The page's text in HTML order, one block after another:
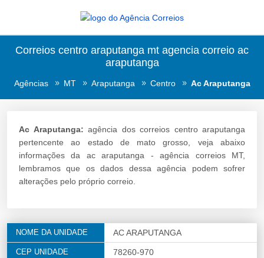
Correios centro araputanga mt agencia correio ac
araputanga
Agências MT Araputanga Centro Ac Araputanga
Ac Araputanga: agência dos correios centro araputanga
pertencente ao estado de mato grosso, veja abaixo
informações da ac araputanga - agência correios MT,
lembramos que os dados dessa agência podem sofrer
alterações pelo próprio correio.
NOME DA UNIDADE AC ARAPUTANGA
CEP UNIDADE 78260-970